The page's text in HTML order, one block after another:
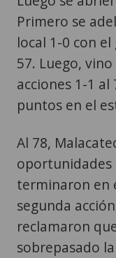
Primero se
local 1-0 con
57. Luego,
acciones 1-1
puntos en el
Al 78,
oportunidades
terminaron en
segunda
reclamaron
sobrepasado